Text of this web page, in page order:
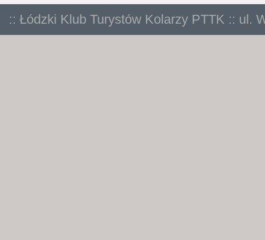
:: Łódzki Klub Turystów Kolarzy PTTK :: ul.